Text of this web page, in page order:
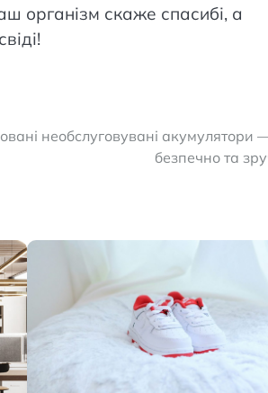
організм скаже спасибі, а
необслуговувані акумулятори
безпечно та